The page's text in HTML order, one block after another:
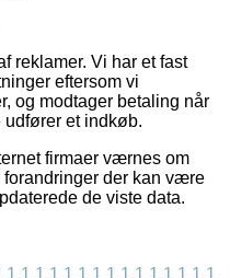
reklamer. Vi har et fast
eftersom vi
og modtager betaling når
et indkøb.
firmaer værnes om
forandringer der kan være
de viste data.
1 1 1 1 1 1 1 1 1 1 1 1 1 1 1